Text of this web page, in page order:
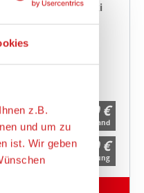
z.B.
und um zu
ist. Wir geben
Berlinski
Berlinski
Widerrufsbelehrung
19,00 €
zzgl. 5,99 € Versand
19,00 €
Kostenlose Abholung